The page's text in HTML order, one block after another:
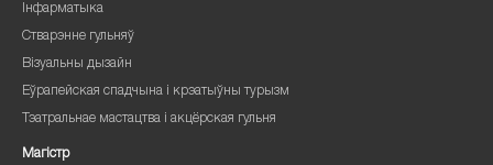
Інфарматыка
Стварэнне гульняў
Візуальны дызайн
Еўрапейская спадчына і крэатыўны турызм
Тэатральнае мастацтва і акцёрская гульня
Магістр